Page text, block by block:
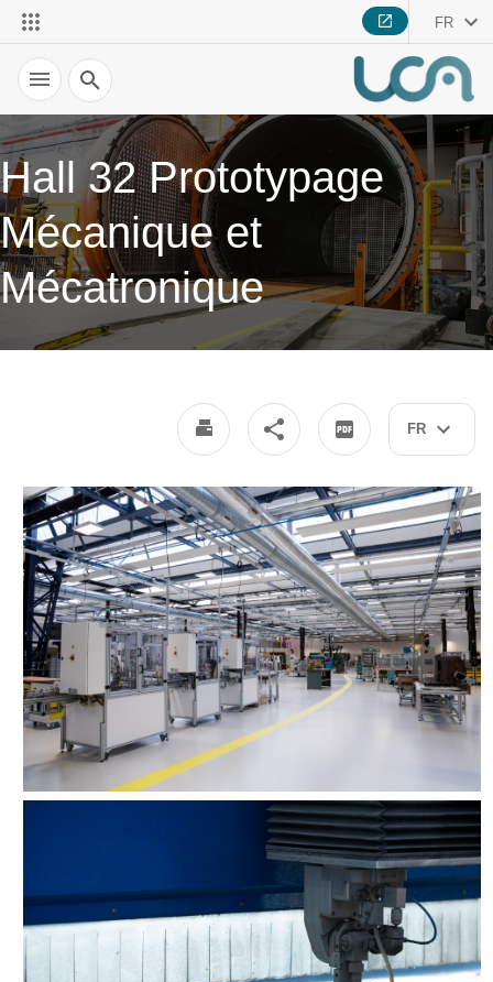
FR
Recherche
Hall 32 Prototypage
Mécanique et
Mécatronique
FR